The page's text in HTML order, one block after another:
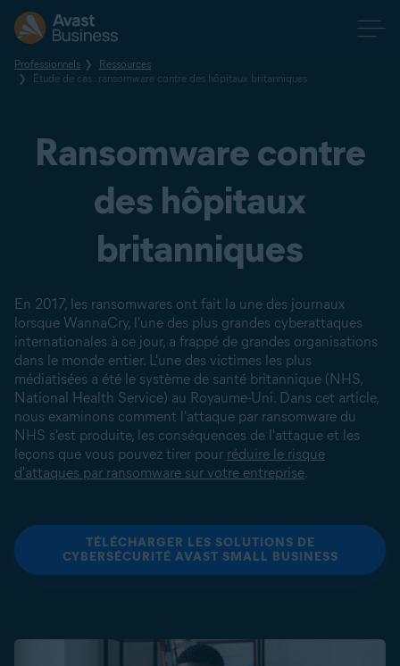
Professionnels
Ressources
Étude de cas : ransomware contre des hôpitaux britanniques
Ransomware contre
des hôpitaux
britanniques
En 2017, les ransomwares ont fait la une des journaux
lorsque WannaCry, l'une des plus grandes cyberattaques
internationales à ce jour, a frappé de grandes organisations
dans le monde entier. L'une des victimes les plus
médiatisées a été le système de santé britannique (NHS,
National Health Service) au Royaume-Uni. Dans cet article,
nous examinons comment l'attaque par ransomware du
NHS s'est produite, les conséquences de l'attaque et les
leçons que vous pouvez tirer pour réduire le risque
d'attaques par ransomware sur votre entreprise.
TÉLÉCHARGER LES SOLUTIONS DE
CYBERSÉCURITÉ AVAST SMALL BUSINESS